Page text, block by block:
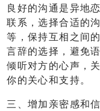
良好的沟通是异地
联系，选择合适的
等，保持互相之间
言辞的选择，避免
倾听对方的心声，
你的关心和支持。
三、增加亲密感和